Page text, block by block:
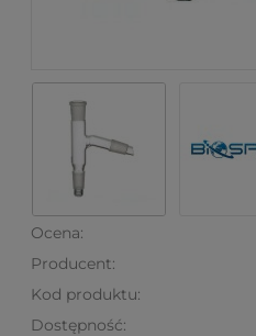
Ocena:
Producent:
Kod produktu:
Dostępność: